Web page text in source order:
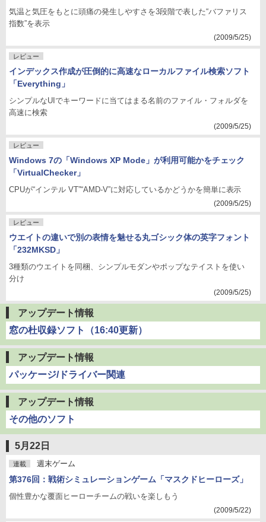
気温と気圧をもとに頭痛の発生しやすさを3段階で表した“バファリス
指数”を表示
(2009/5/25)
レビュー
インデックス作成が圧倒的に高速なローカルファイル検索ソフト
「Everything」
シンプルなUIでキーワードに当てはまる名前のファイル・フォルダを
高速に検索
(2009/5/25)
レビュー
Windows 7の「Windows XP Mode」が利用可能かをチェック
「VirtualChecker」
CPUが“インテル VT”“AMD-V”に対応しているかどうかを簡単に表示
(2009/5/25)
レビュー
ウエイトの違いで別の表情を魅せる丸ゴシック体の英字フォント
「232MKSD」
3種類のウエイトを同梱、シンプルモダンやポップなテイストを使い
分け
(2009/5/25)
アップデート情報
窓の杜収録ソフト（16:40更新）
アップデート情報
パッケージ/ドライバー関連
アップデート情報
その他のソフト
5月22日
連載 週末ゲーム
第376回：戦術シミュレーションゲーム「マスクドヒーローズ」
個性豊かな覆面ヒーローチームの戦いを楽しもう
(2009/5/22)